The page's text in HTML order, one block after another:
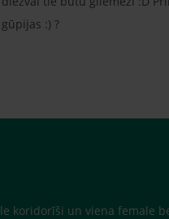
:) ?
koridorīši un viena female